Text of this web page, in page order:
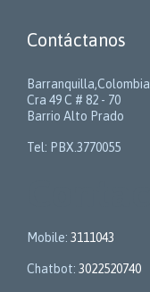
Contáctanos
Barranquilla,Colombia
Cra 49 C # 82 - 70
Barrio Alto Prado
Tel: PBX.3770055
Mobile: 3111043
Chatbot: 3022520740